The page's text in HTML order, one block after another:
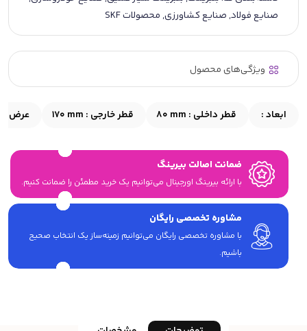
صنایع فولاد,صنایع کشاورزی,محصولات SKF
ویژگی‌های محصول
ابعاد : قطر داخلی : 80 mm قطر خارجی : 170 mm عرض :
ضمانت اصالت بیرینگ
با ارائه بیرینگ اورجینال می‎‌توانیم یک خرید مطمئن را ضمانت کنیم.
مشاوره تخصصی رایگان
با مشاوره تخصصی رایگان می‌توانیم زمینه‌ساز یک انتخاب صحیح
باشیم.